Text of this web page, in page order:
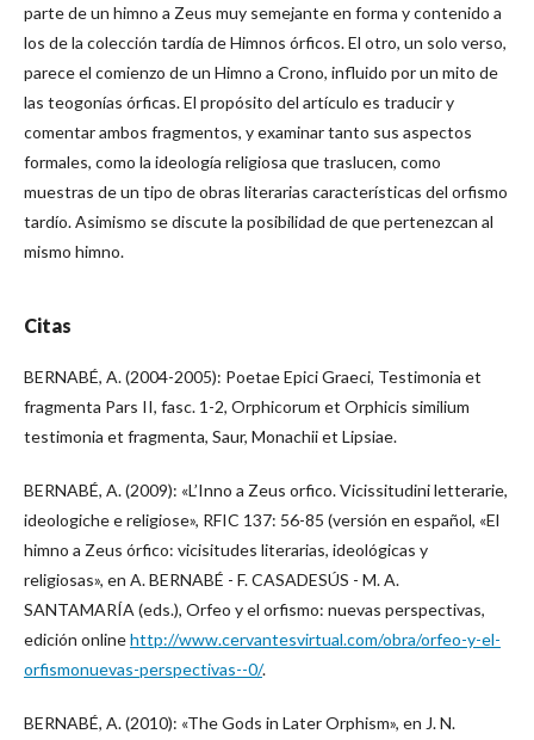
parte de un himno a Zeus muy semejante en forma y contenido a
los de la colección tardía de Himnos órficos. El otro, un solo verso,
parece el comienzo de un Himno a Crono, influido por un mito de
las teogonías órficas. El propósito del artículo es traducir y
comentar ambos fragmentos, y examinar tanto sus aspectos
formales, como la ideología religiosa que traslucen, como
muestras de un tipo de obras literarias características del orfismo
tardío. Asimismo se discute la posibilidad de que pertenezcan al
mismo himno.
Citas
BERNABÉ, A. (2004-2005): Poetae Epici Graeci, Testimonia et
fragmenta Pars II, fasc. 1-2, Orphicorum et Orphicis similium
testimonia et fragmenta, Saur, Monachii et Lipsiae.
BERNABÉ, A. (2009): «L’Inno a Zeus orfico. Vicissitudini letterarie,
ideologiche e religiose», RFIC 137: 56-85 (versión en español, «El
himno a Zeus órfico: vicisitudes literarias, ideológicas y
religiosas», en A. BERNABÉ - F. CASADESÚS - M. A.
SANTAMARÍA (eds.), Orfeo y el orfismo: nuevas perspectivas,
edición onlinehttp://www.cervantesvirtual.com/obra/orfeo-y-el-
orfismonuevas-perspectivas--0/.
BERNABÉ, A. (2010): «The Gods in Later Orphism», en J. N.